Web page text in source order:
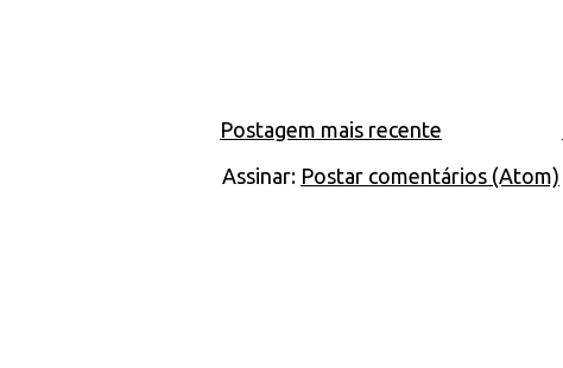
Postagem mais recente
Assinar: Postar comentários (Atom)